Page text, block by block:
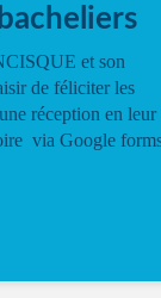
et son
de féliciter les
réception en leur
via Google